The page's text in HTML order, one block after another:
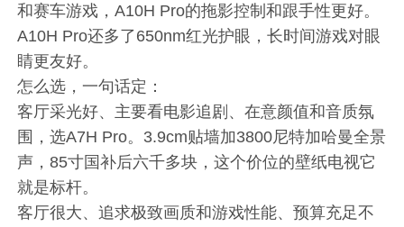
和赛车游戏，A10H Pro的拖影控制和跟手性更好。
A10H Pro还多了650nm红光护眼，长时间游戏对眼
睛更友好。
怎么选，一句话定：
客厅采光好、主要看电影追剧、在意颜值和音质氛
围，选A7H Pro。3.9cm贴墙加3800尼特加哈曼全景
声，85寸国补后六千多块，这个价位的壁纸电视它
就是标杆。
客厅很大、追求极致画质和游戏性能、预算充足不